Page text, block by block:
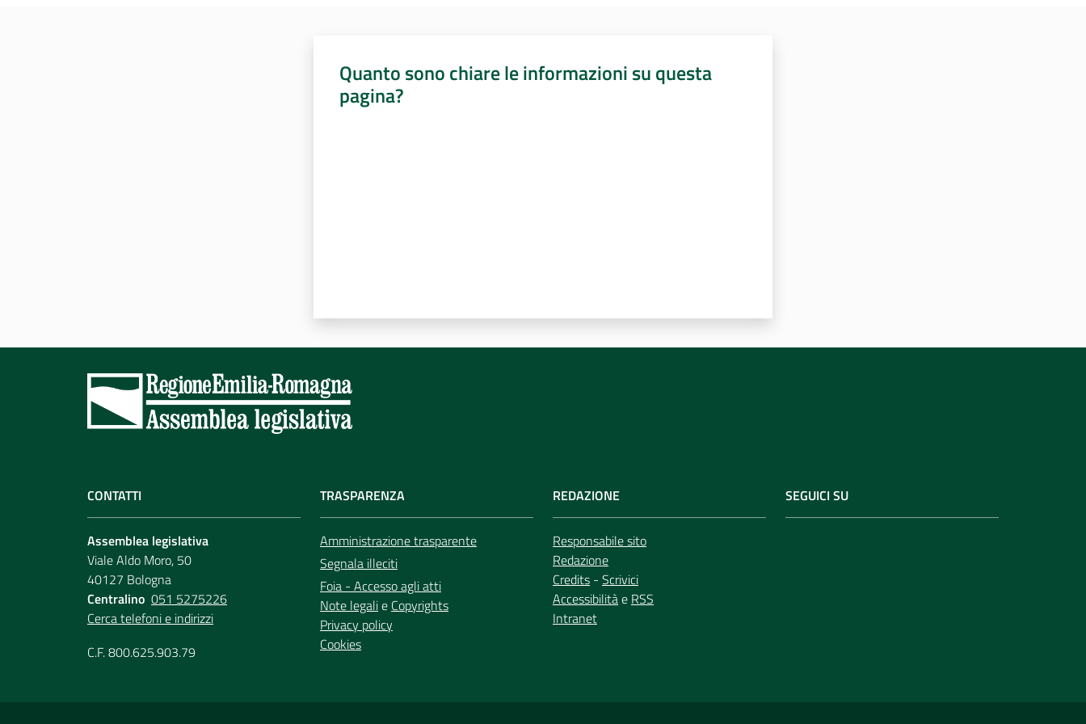
Quanto sono chiare le informazioni su questa
pagina?
CONTATTI
Assemblea legislativa
Viale Aldo Moro, 50
40127 Bologna
Centralino 051 5275226
Cerca telefoni e indirizzi
C.F. 800.625.903.79
TRASPARENZA
Amministrazione trasparente
Segnala illeciti
Foia - Accesso agli atti
Note legalie Copyrights
Privacy policy
Cookies
REDAZIONE
Responsabile sito
Redazione
Credits - Scrivici
Accessibilitàe RSS
Intranet
SEGUICI SU